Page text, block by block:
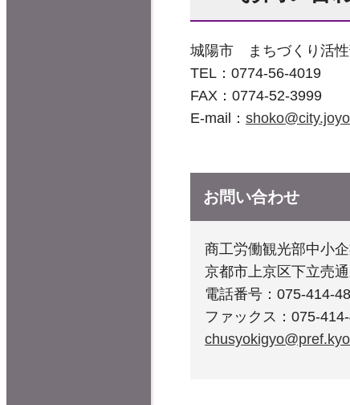
城陽市 まちづくり活
TEL： 0774-56-4019
FAX：0774-52-3999
E-mail：
お問い合わせ
商工労働観光部中小
京都市上京区下立売
電話番号：075-414-
ファックス：075-